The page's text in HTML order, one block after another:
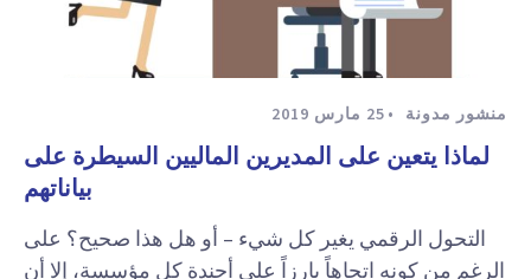
منشور مدونة 25 مارس 2019
لماذا يتعين على المديرين الماليين السيطرة على
بياناتهم
التحول الرقمي يغير كل شيء – أو هل هذا صحيح؟ على
الرغم من كونه اتجاهاً بارزاً على أجندة كل مؤسسة، إلا أن